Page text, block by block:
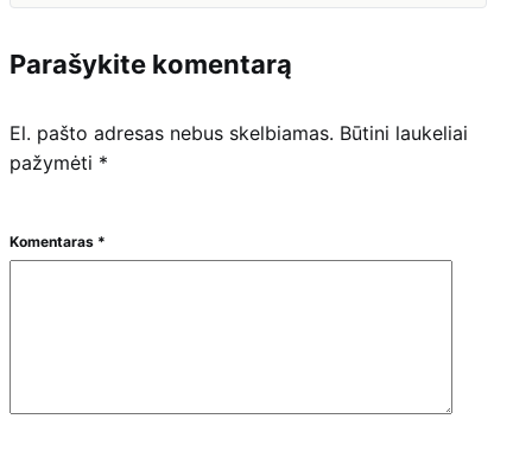
Parašykite komentarą
El. pašto adresas nebus skelbiamas. Būtini laukeliai
pažymėti *
Komentaras *